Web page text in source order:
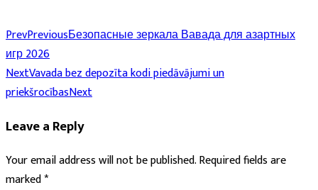
PrevPreviousБезопасные зеркала Вавада для азартных
игр 2026
NextVavada bez depozīta kodi piedāvājumi un
priekšrocībasNext
Leave a Reply
Your email address will not be published.Required fields are
marked*